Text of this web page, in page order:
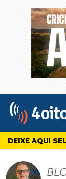
4oito
DEIXE AQUI